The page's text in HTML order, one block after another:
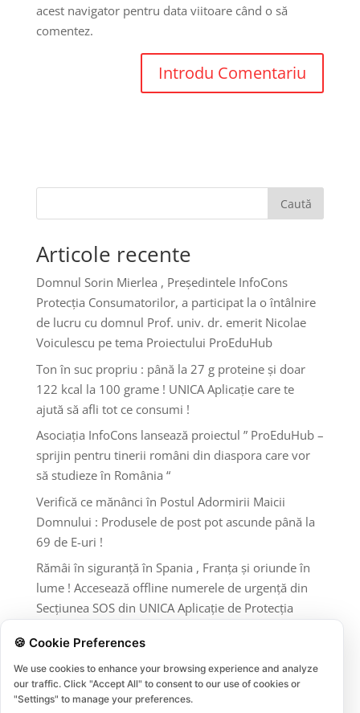
acest navigator pentru data viitoare când o să
comentez.
Caută
Articole recente
Domnul Sorin Mierlea , Președintele InfoCons
Protecția Consumatorilor, a participat la o întâlnire
de lucru cu domnul Prof. univ. dr. emerit Nicolae
Voiculescu pe tema Proiectului ProEduHub
Ton în suc propriu : până la 27 g proteine și doar
122 kcal la 100 grame ! UNICA Aplicație care te
ajută să afli tot ce consumi !
Asociația InfoCons lansează proiectul ” ProEduHub –
sprijin pentru tinerii români din diaspora care vor
să studieze în România “
Verifică ce mănânci în Postul Adormirii Maicii
Domnului : Produsele de post pot ascunde până la
69 de E-uri !
Rămâi în siguranță în Spania , Franța și oriunde în
lume ! Accesează offline numerele de urgență din
Secțiunea SOS din UNICA Aplicație de Protecția
Comentarii recente
Niciun comentariu de arătat.
🍪 Cookie Preferences
We use cookies to enhance your browsing experience and analyze
our traffic. Click "Accept All" to consent to our use of cookies or
"Settings" to manage your preferences.